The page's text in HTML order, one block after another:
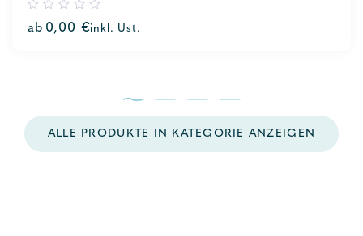
out
ab 0,00 €inkl. Ust.
ALLE PRODUKTE IN KATEGORIE ANZEIGEN